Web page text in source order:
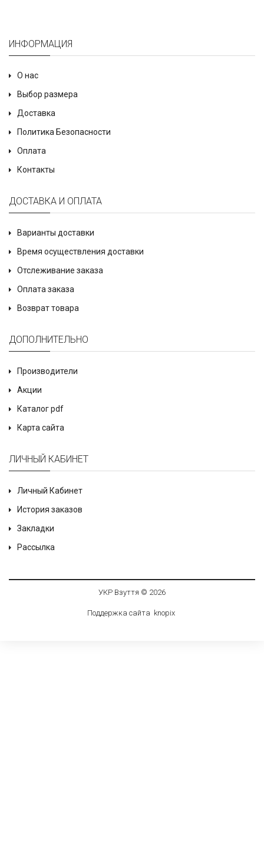
ИНФОРМАЦИЯ
О нас
Выбор размера
Доставка
Политика Безопасности
Оплата
Контакты
ДОСТАВКА И ОПЛАТА
Варианты доставки
Время осуществления доставки
Отслеживание заказа
Оплата заказа
Возврат товара
ДОПОЛНИТЕЛЬНО
Производители
Акции
Каталог pdf
Карта сайта
ЛИЧНЫЙ КАБИНЕТ
Личный Кабинет
История заказов
Закладки
Рассылка
УКР Взуття © 2026
Поддержка сайта knopix